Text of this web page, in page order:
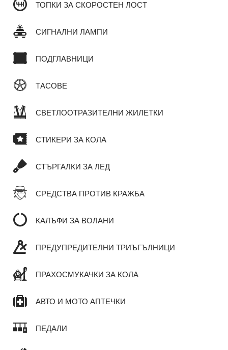
ТОПКИ ЗА СКОРОСТЕН ЛОСТ
СИГНАЛНИ ЛАМПИ
ПОДГЛАВНИЦИ
ТАСОВЕ
СВЕТЛООТРАЗИТЕЛНИ ЖИЛЕТКИ
СТИКЕРИ ЗА КОЛА
СТЪРГАЛКИ ЗА ЛЕД
СРЕДСТВА ПРОТИВ КРАЖБА
КАЛЪФИ ЗА ВОЛАНИ
ПРЕДУПРЕДИТЕЛНИ ТРИЪГЪЛНИЦИ
ПРАХОСМУКАЧКИ ЗА КОЛА
АВТО И МОТО АПТЕЧКИ
ПЕДАЛИ